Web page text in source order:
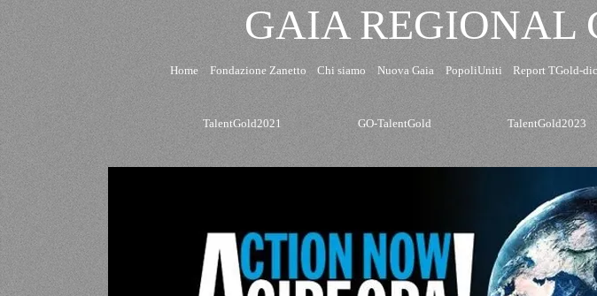
GAIA REGIONAL
Home Fondazione Zanetto Chi siamo Nuova Gaia PopoliUniti Report TGold-
TalentGold2021 GO-TalentGold TalentGold2023